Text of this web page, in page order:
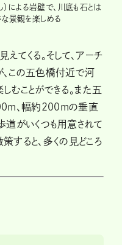
による岩壁で、川底も石とは
な景観を楽しめる
てくる。そして、アーチ
この五色橋付近で河
むことができる。また五
、幅約200mの垂直
道がいくつも用意されて
すると、多くの見どころ